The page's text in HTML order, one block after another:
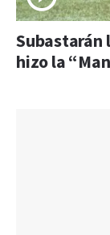
Subastarán
hizo la